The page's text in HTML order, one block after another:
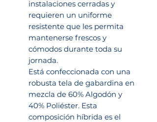
instalaciones cerradas y
requieren un uniforme
resistente que les permita
mantenerse frescos y
cómodos durante toda su
jornada.
Está confeccionada con una
robusta tela de gabardina en
mezcla de 60% Algodón y
40% Poliéster. Esta
composición híbrida es el